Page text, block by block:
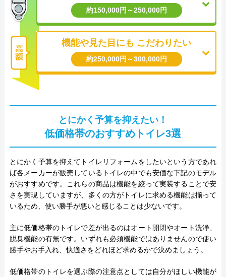
代表者 島村禮孝
創業・設立 平成4年6月1日創業
本社所在地
〒542-0066
大阪府大阪市中央区瓦屋町3丁目7-3 イ―
約150,000円～250,000円
機能や見た目にも こだわりたい
約250,000円～300,000円
とにかく予算を抑えたい！
低価格帯のおすすめトイレ3選
とにかく予算を抑えてトイレリフォームをしたいという方であれ
ば各メーカーが販売しているトイレの中でも安価な下記のモデル
がおすすめです。これらの商品は機能を絞って実装することで安
さを実現していますが、多くの方がトイレに求める機能は揃って
いるため、使い勝手が悪いと感じることは少ないです。
主に低価格帯のトイレで差が出るのはオート開閉やオート洗浄、
脱臭機能の有無です。いずれも必須機能ではありませんので使い
勝手やお手入れ、快適さをどれほど求めるかで決めましょう。
低価格帯のトイレを選ぶ際の注意点としては自分がほしい機能が